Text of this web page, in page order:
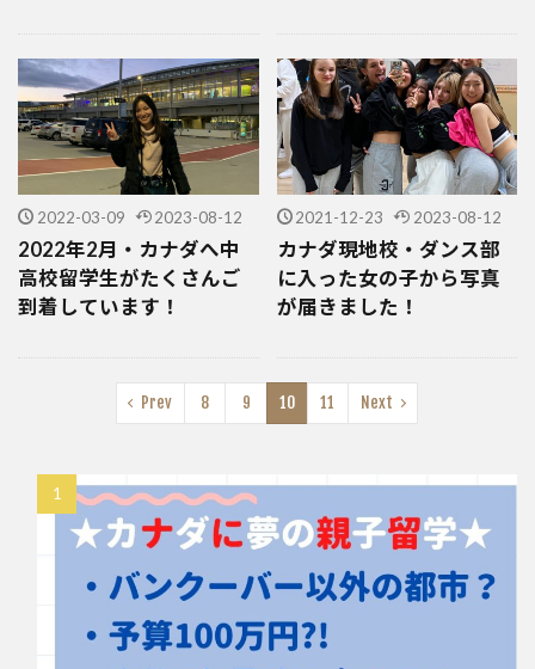
2022-03-09 2023-08-12
2022年2月・カナダへ中
高校留学生がたくさんご
到着しています！
2021-12-23 2023-08-12
カナダ現地校・ダンス部
に入った女の子から写真
が届きました！
Prev 8 9 10 11 Next